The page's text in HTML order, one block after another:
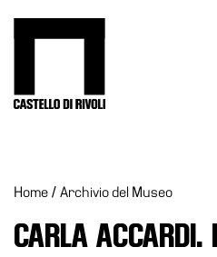
Eventi
Archivi
del
Home / Archivio del Museo
CARLA ACCARDI.